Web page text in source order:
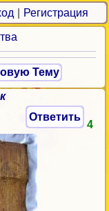
Регистрация
Тему
Ответить
4